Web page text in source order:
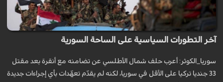
آخر التطورات السياسية على الساحة السورية
سوريا_الكوثر: أعرب حلف شمال الأطلسي عن تضامنه مع أنقرة بعد مقتل
33 جنديا تركيا على الأقل في سوريا، لكنه لم يقدّم تعهّدات بأي إجراءات جديدة